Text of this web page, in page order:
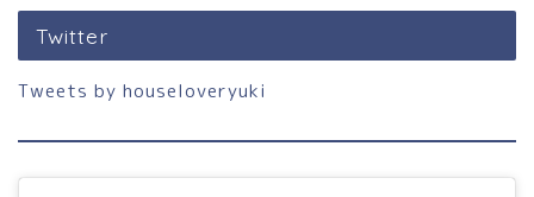
Twitter
Tweets by houseloveryuki